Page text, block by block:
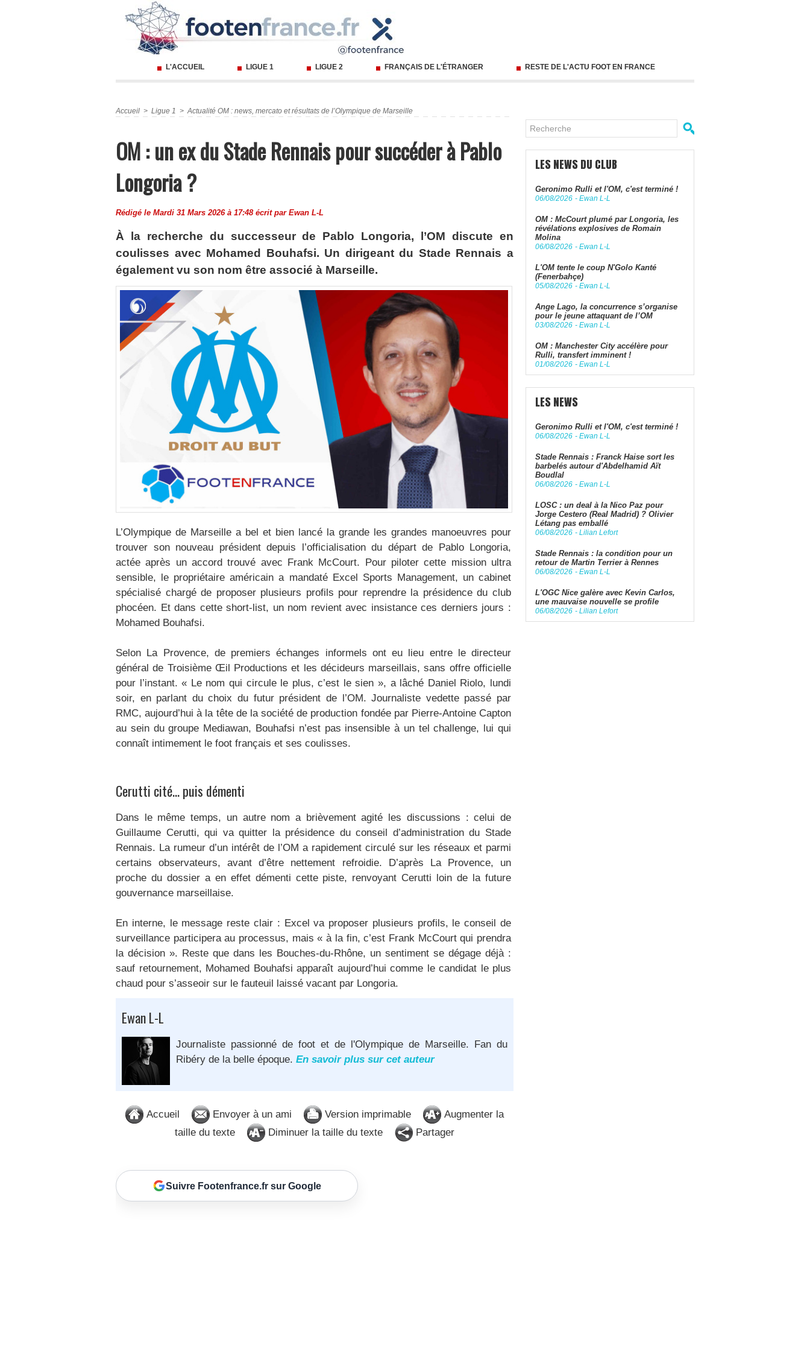
L'ACCUEIL LIGUE 1 LIGUE 2 FRANÇAIS DE L'ÉTRANGER RESTE DE L'ACTU FOOT EN FRANCE
Accueil > Ligue 1 > Actualité OM : news, mercato et résultats de l’Olympique de Marseille
OM : un ex du Stade Rennais pour succéder à Pablo
Longoria ?
Rédigé le Mardi 31 Mars 2026 à 17:48 écrit par Ewan L-L
À la recherche du successeur de Pablo Longoria, l’OM discute en
coulisses avec Mohamed Bouhafsi. Un dirigeant du Stade Rennais a
également vu son nom être associé à Marseille.
L’Olympique de Marseille a bel et bien lancé la grande les grandes manoeuvres pour
trouver son nouveau président depuis l’officialisation du départ de Pablo Longoria,
actée après un accord trouvé avec Frank McCourt. Pour piloter cette mission ultra
sensible, le propriétaire américain a mandaté Excel Sports Management, un cabinet
spécialisé chargé de proposer plusieurs profils pour reprendre la présidence du club
phocéen. Et dans cette short-list, un nom revient avec insistance ces derniers jours :
Mohamed Bouhafsi.
Selon La Provence, de premiers échanges informels ont eu lieu entre le directeur
général de Troisième Œil Productions et les décideurs marseillais, sans offre officielle
pour l’instant. « Le nom qui circule le plus, c’est le sien », a lâché Daniel Riolo, lundi
soir, en parlant du choix du futur président de l’OM. Journaliste vedette passé par
RMC, aujourd’hui à la tête de la société de production fondée par Pierre-Antoine Capton
au sein du groupe Mediawan, Bouhafsi n’est pas insensible à un tel challenge, lui qui
connaît intimement le foot français et ses coulisses.
Cerutti cité… puis démenti
Dans le même temps, un autre nom a brièvement agité les discussions : celui de
Guillaume Cerutti, qui va quitter la présidence du conseil d’administration du Stade
Rennais. La rumeur d’un intérêt de l’OM a rapidement circulé sur les réseaux et parmi
certains observateurs, avant d’être nettement refroidie. D’après La Provence, un
proche du dossier a en effet démenti cette piste, renvoyant Cerutti loin de la future
gouvernance marseillaise.
En interne, le message reste clair : Excel va proposer plusieurs profils, le conseil de
surveillance participera au processus, mais « à la fin, c’est Frank McCourt qui prendra
la décision ». Reste que dans les Bouches-du-Rhône, un sentiment se dégage déjà :
sauf retournement, Mohamed Bouhafsi apparaît aujourd’hui comme le candidat le plus
chaud pour s’asseoir sur le fauteuil laissé vacant par Longoria.
Ewan L-L
Journaliste passionné de foot et de l'Olympique de Marseille. Fan du
Ribéry de la belle époque. En savoir plus sur cet auteur
Accueil Envoyer à un ami Version imprimable
Augmenter la
taille du texte
Diminuer la taille du texte Partager
Suivre Footenfrance.fr sur Google
LES NEWS DU CLUB
Geronimo Rulli et l'OM, c'est terminé !
06/08/2026 - Ewan L-L
OM : McCourt plumé par Longoria, les
révélations explosives de Romain
Molina
06/08/2026 - Ewan L-L
L'OM tente le coup N'Golo Kanté
(Fenerbahçe)
05/08/2026 - Ewan L-L
Ange Lago, la concurrence s’organise
pour le jeune attaquant de l’OM
03/08/2026 - Ewan L-L
OM : Manchester City accélère pour
Rulli, transfert imminent !
01/08/2026 - Ewan L-L
LES NEWS
Geronimo Rulli et l'OM, c'est terminé !
06/08/2026 - Ewan L-L
Stade Rennais : Franck Haise sort les
barbelés autour d'Abdelhamid Aït
Boudlal
06/08/2026 - Ewan L-L
LOSC : un deal à la Nico Paz pour
Jorge Cestero (Real Madrid) ? Olivier
Létang pas emballé
06/08/2026 - Lilian Lefort
Stade Rennais : la condition pour un
retour de Martin Terrier à Rennes
06/08/2026 - Ewan L-L
L'OGC Nice galère avec Kevin Carlos,
une mauvaise nouvelle se profile
06/08/2026 - Lilian Lefort